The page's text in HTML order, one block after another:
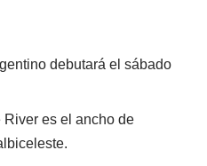
debutará el sábado
River es el ancho de